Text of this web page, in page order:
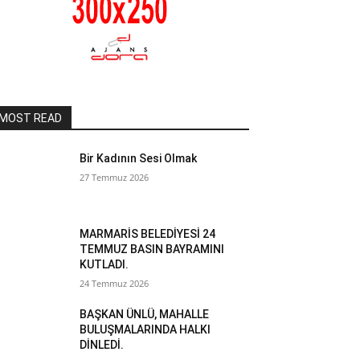
READ
Bir Kadının Sesi Olmak
27 Temmuz 2026
MARMARİS BELEDİYESİ 24
TEMMUZ BASIN BAYRAMINI
KUTLADI.
24 Temmuz 2026
BAŞKAN ÜNLÜ, MAHALLE
BULUŞMALARINDA HALKI
DİNLEDİ.